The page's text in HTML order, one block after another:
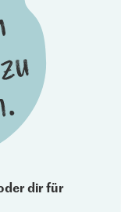
dir für